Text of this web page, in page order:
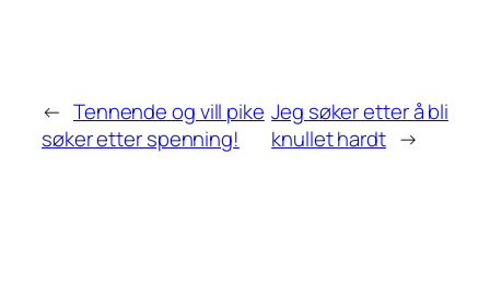
← Tennende og vill pike
søker etter spenning!
Jeg søker etter å bli
knullet hardt →